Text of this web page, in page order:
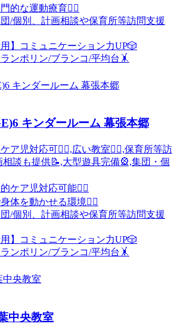
的な運動療育🤸‍♀️
団/個別、計画相談や保育所等訪問支援
】コミュニケーション力UP🎲
ンポリン/ブランコ/平均台🤸
キンダールーム 幕張本郷
ア児対応可👩‍⚕️,広い教室🏃‍♂️,保育所等訪
談も提供📝,大型遊具完備🎡,集団・個
ケア児対応可能👩‍⚕️
体を動かせる環境🏃‍♂️
団/個別、計画相談や保育所等訪問支援
】コミュニケーション力UP🎲
ンポリン/ブランコ/平均台🤸
中央教室